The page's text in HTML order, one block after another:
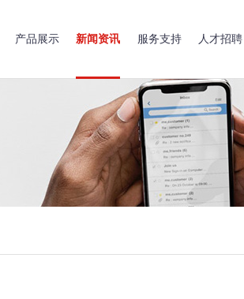
产品展示 新闻资讯 服务支持 人才招聘